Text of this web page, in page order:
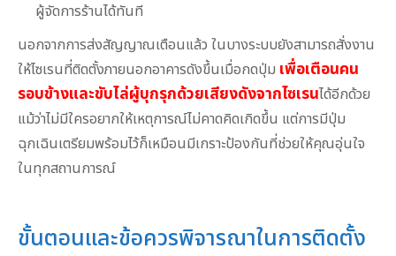
ผู้จัดการร้านได้ทันที
นอกจากการส่งสัญญาณเตือนแล้ว ในบางระบบยังสามารถสั่งงาน
ให้ไซเรนที่ติดตั้งภายนอกอาคารดังขึ้นเมื่อกดปุ่ม เพื่อเตือนคน
รอบข้างและขับไล่ผู้บุกรุกด้วยเสียงดังจากไซเรนได้อีกด้วย
แม้ว่าไม่มีใครอยากให้เหตุการณ์ไม่คาดคิดเกิดขึ้น แต่การมีปุ่ม
ฉุกเฉินเตรียมพร้อมไว้ก็เหมือนมีเกราะป้องกันที่ช่วยให้คุณอุ่นใจ
ในทุกสถานการณ์
ขั้นตอนและข้อควรพิจารณาในการติดตั้ง